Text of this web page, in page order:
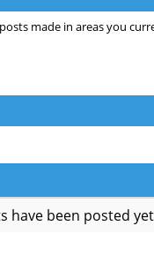
made in areas you
have been posted